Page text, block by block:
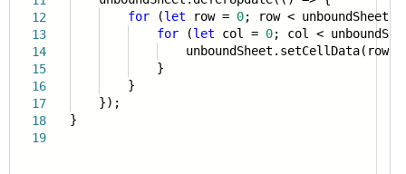
12
13
14
15
16
17
18
19
for (let row = 0; row <
for (let col = 0; col <
unboundSheet.setCellData(row,
}
}
});
}